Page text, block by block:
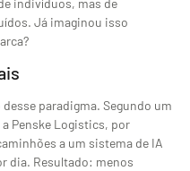
indivíduos, mas de
Já imaginou isso
paradigma. Segundo um
Penske Logistics, por
a um sistema de IA
dia. Resultado: menos